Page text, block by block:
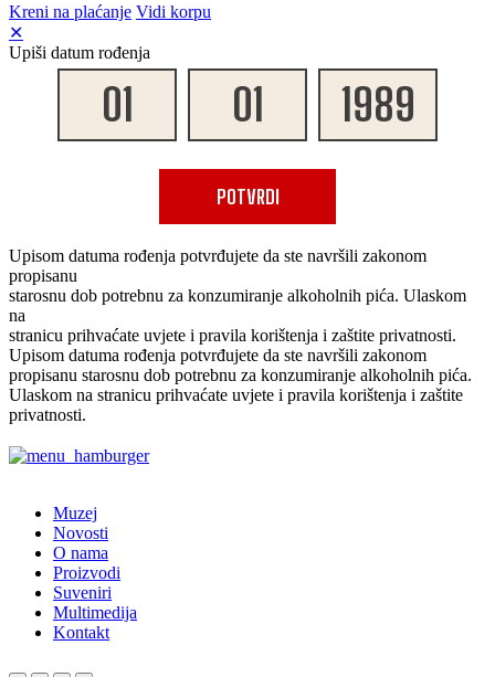
Kreni na plaćanje Vidi korpu
✕
Upiši datum rođenja
POTVRDI
Upisom datuma rođenja potvrđujete da ste navršili zakonom
propisanu
starosnu dob potrebnu za konzumiranje alkoholnih pića. Ulaskom
na
stranicu prihvaćate uvjete i pravila korištenja i zaštite privatnosti.
Upisom datuma rođenja potvrđujete da ste navršili zakonom
propisanu starosnu dob potrebnu za konzumiranje alkoholnih pića.
Ulaskom na stranicu prihvaćate uvjete i pravila korištenja i zaštite
privatnosti.
Muzej
Novosti
O nama
Proizvodi
Suveniri
Multimedija
Kontakt